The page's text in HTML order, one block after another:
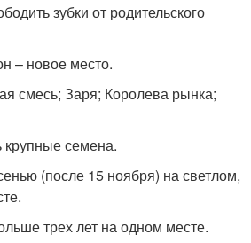
зубки от родительского
– новое место.
смесь; Заря; Королева рынка;
крупные семена.
(после 15 ноября) на светлом,
трех лет на одном месте.